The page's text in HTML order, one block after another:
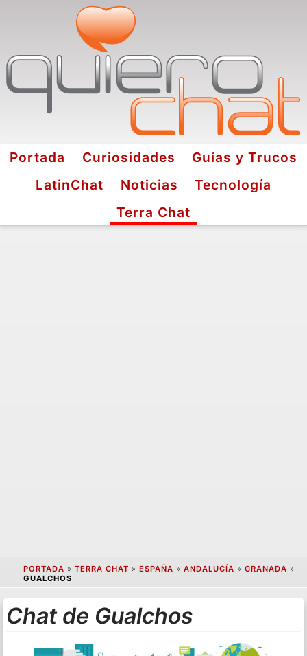
Portada Curiosidades
Guías y Trucos
LatinChat
Noticias
Tecnología
Terra Chat
PORTADA » TERRA CHAT » ESPAÑA » ANDALUCÍA » GRANADA »
GUALCHOS
Chat de Gualchos